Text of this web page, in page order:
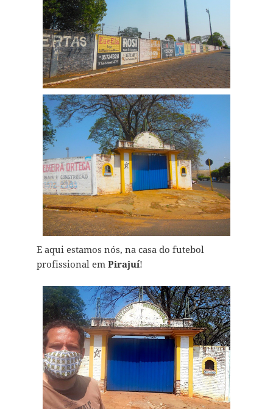
E aqui estamos nós, na casa do futebol
profissional em Pirajuí!